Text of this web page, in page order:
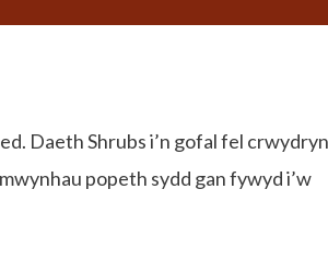
Daeth Shrubs i’n gofal fel crwydryn
popeth sydd gan fywyd i’w